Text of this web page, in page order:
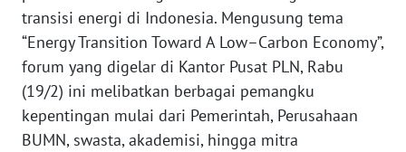
transisi energi di Indonesia. Mengusung tema
“Energy Transition Toward A Low–Carbon Economy”,
forum yang digelar di Kantor Pusat PLN, Rabu
(19/2) ini melibatkan berbagai pemangku
kepentingan mulai dari Pemerintah, Perusahaan
BUMN, swasta, akademisi, hingga mitra
Wahana
News
Regional
WN
SUMUT